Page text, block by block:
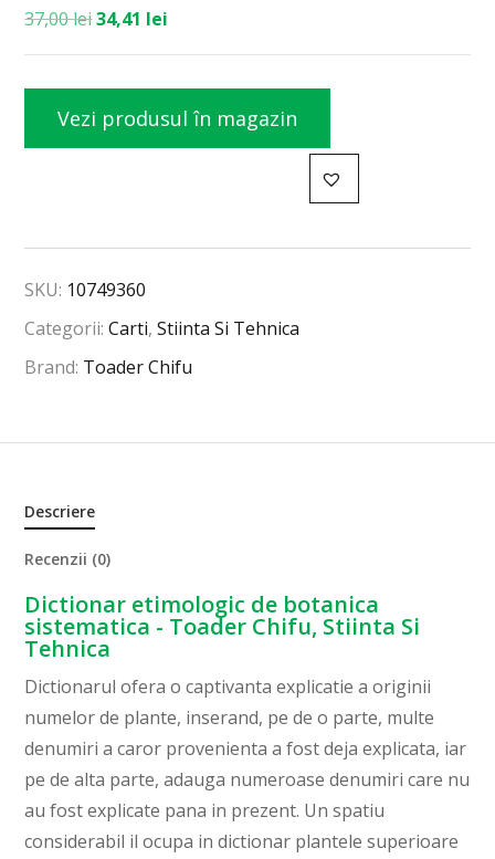
37,00lei34,41 lei
Vezi produsul în magazin
SKU: 10749360
Categorii:Carti,Stiinta Si Tehnica
Brand: Toader Chifu
Descriere
Recenzii (0)
Dictionar etimologic de botanica
sistematica - Toader Chifu, Stiinta Si
Tehnica
Dictionarul ofera o captivanta explicatie a originii
numelor de plante, inserand, pe de o parte, multe
denumiri a caror provenienta a fost deja explicata, iar
pe de alta parte, adauga numeroase denumiri care nu
au fost explicate pana in prezent. Un spatiu
considerabil il ocupa in dictionar plantele superioare